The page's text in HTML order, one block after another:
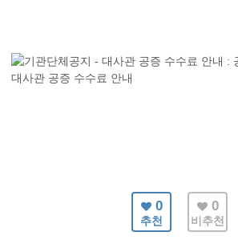
0
추천
0
비추천